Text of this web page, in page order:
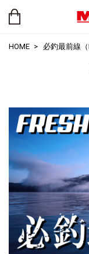
HOME 必釣最前線（